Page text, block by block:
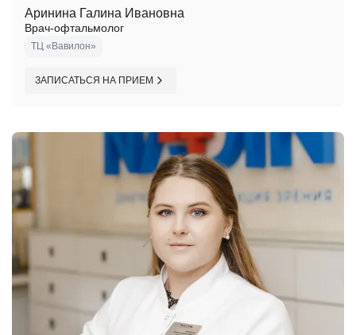
Аринина Галина Ивановна
Врач-офтальмолог
ТЦ «Вавилон»
ЗАПИСАТЬСЯ НА ПРИЕМ